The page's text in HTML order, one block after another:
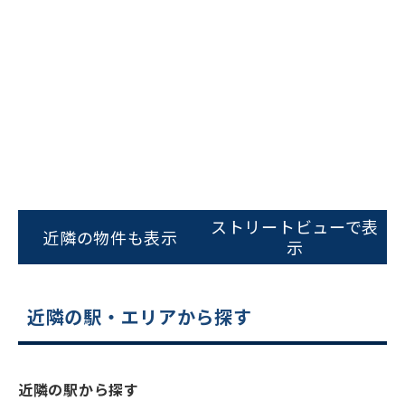
フォームでお問い合わせ
近隣の物件も表示
ストリートビューで表
示
近隣の駅・エリアから探す
近隣の駅から探す